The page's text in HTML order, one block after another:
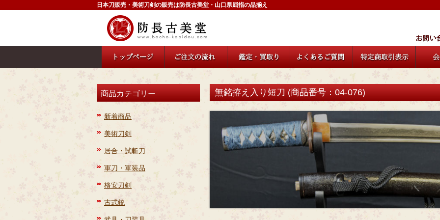
日本刀販売・美術刀剣の販売は防長古美堂・山口県屈指の品揃え
商品カテゴリー
新着商品
美術刀剣
居合・試斬刀
軍刀・軍装品
格安刀剣
古式銃
無銘拵え入り短刀 (商品番号：04-076)